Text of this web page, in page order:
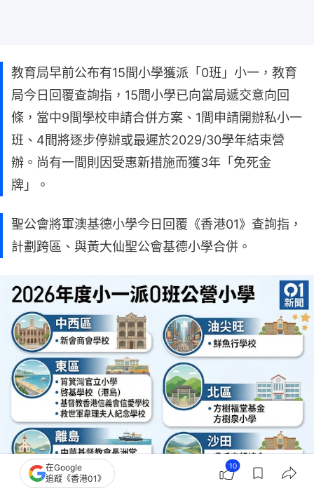
教育局早前公布有15間小學獲派「0班」小一，教育
局今日回覆查詢指，15間小學已向當局遞交意向回
條，當中9間學校申請合併方案、1間申請開辦私小一
班、4間將逐步停辦或最遲於2029/30學年結束營
辦。尚有一間則因受惠新措施而獲3年「免死金
牌」。
聖公會將軍澳基德小學今日回覆《香港01》查詢指，
計劃跨區、與黃大仙聖公會基德小學合併。
在Google
追蹤《香港01》
10